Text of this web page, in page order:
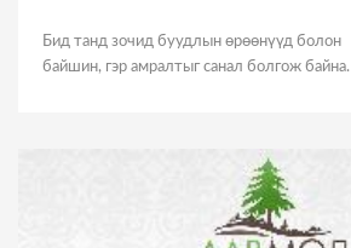
Бид танд зочид буудлын өрөөнүүд болон
байшин, гэр амралтыг санал болгож байна.